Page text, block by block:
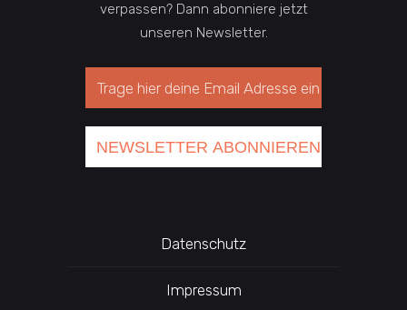
verpassen? Dann abonniere jetzt
unseren Newsletter.
Datenschutz
Impressum